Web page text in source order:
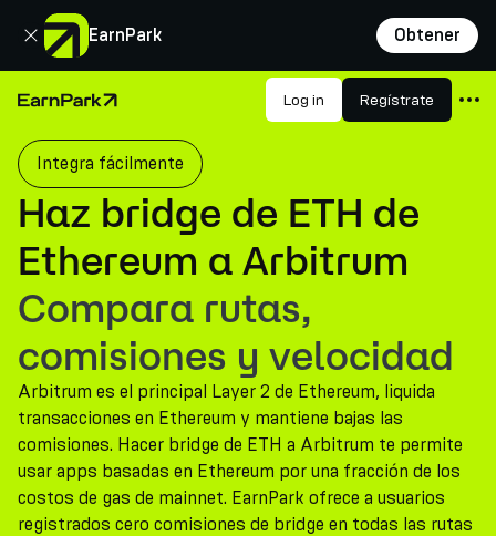
EarnPark Obtener
Cerrar
Página de inicio Log in Regístrate
Productos
Mercados
Calculadoras
PARK Token
Recursos
Compañía
Integra fácilmente
Haz bridge de ETH de
Ethereum a Arbitrum
Compara rutas,
comisiones y velocidad
Arbitrum es el principal Layer 2 de Ethereum, liquida
transacciones en Ethereum y mantiene bajas las
comisiones. Hacer bridge de ETH a Arbitrum te permite
usar apps basadas en Ethereum por una fracción de los
costos de gas de mainnet. EarnPark ofrece a usuarios
registrados cero comisiones de bridge en todas las rutas